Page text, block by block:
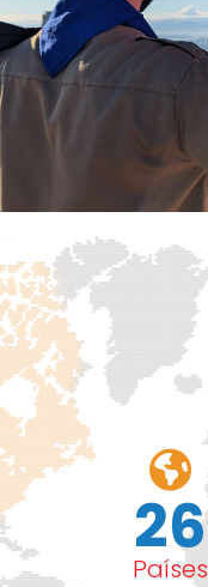
26
Países